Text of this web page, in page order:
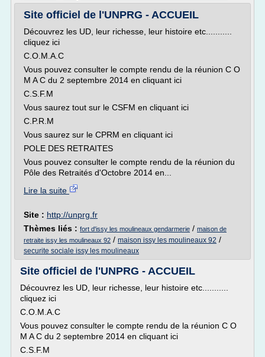
Site officiel de l'UNPRG - ACCUEIL
Découvrez les UD, leur richesse, leur histoire etc...........
cliquez ici
C.O.M.A.C
Vous pouvez consulter le compte rendu de la réunion C O
M A C du 2 septembre 2014 en cliquant ici
C.S.F.M
Vous saurez tout sur le CSFM en cliquant ici
C.P.R.M
Vous saurez sur le CPRM en cliquant ici
POLE DES RETRAITES
Vous pouvez consulter le compte rendu de la réunion du
Pôle des Retraités d'Octobre 2014 en...
Lire la suite
Site : http://unprg.fr
Thèmes liés : fort d'issy les moulineaux gendarmerie / maison de
retraite issy les moulineaux 92 / maison issy les moulineaux 92 /
securite sociale issy les moulineaux
Site officiel de l'UNPRG - ACCUEIL
Découvrez les UD, leur richesse, leur histoire etc...........
cliquez ici
C.O.M.A.C
Vous pouvez consulter le compte rendu de la réunion C O
M A C du 2 septembre 2014 en cliquant ici
C.S.F.M